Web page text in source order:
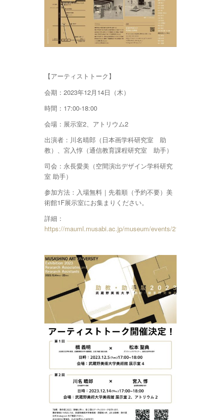
【アーティストトーク】
会期：2023年12月14日（木）
時間：17:00-18:00
会場：展示室2、アトリウム2
出演者：川名晴郎（日本画学科研究室 助
教）、宮入惇（通信教育課程研究室 助手）
司会：永長愛美（空間演出デザイン学科研究
室 助手）
参加方法：入場無料｜先着順（予約不要）美
術館1F展示室にお集まりください。
詳細：
https://mauml.musabi.ac.jp/museum/events/21679/